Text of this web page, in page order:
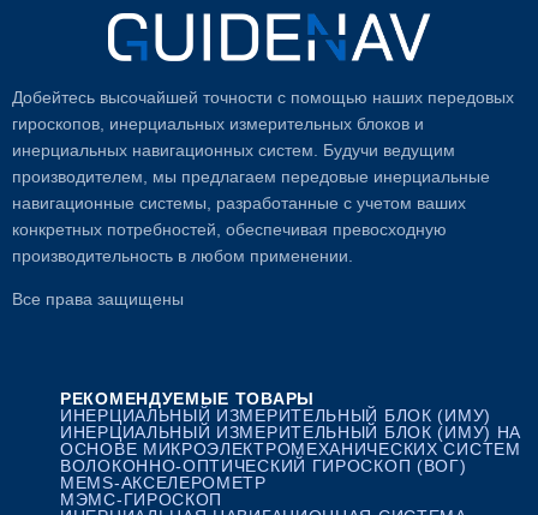
Добейтесь высочайшей точности с помощью наших передовых
гироскопов, инерциальных измерительных блоков и
инерциальных навигационных систем. Будучи ведущим
производителем, мы предлагаем передовые инерциальные
навигационные системы, разработанные с учетом ваших
конкретных потребностей, обеспечивая превосходную
производительность в любом применении.
Все права защищены
РЕКОМЕНДУЕМЫЕ ТОВАРЫ
ИНЕРЦИАЛЬНЫЙ ИЗМЕРИТЕЛЬНЫЙ БЛОК (ИМУ)
ИНЕРЦИАЛЬНЫЙ ИЗМЕРИТЕЛЬНЫЙ БЛОК (ИМУ) НА
ОСНОВЕ МИКРОЭЛЕКТРОМЕХАНИЧЕСКИХ СИСТЕМ
ВОЛОКОННО-ОПТИЧЕСКИЙ ГИРОСКОП (ВОГ)
MEMS-АКСЕЛЕРОМЕТР
МЭМС-ГИРОСКОП